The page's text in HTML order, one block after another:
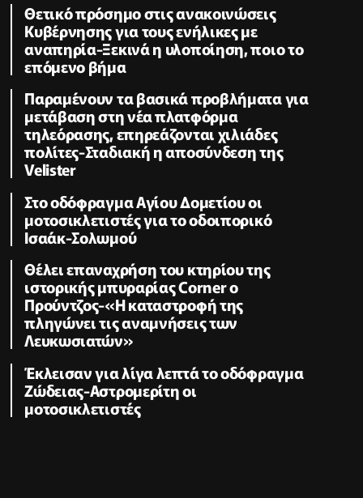
Θετικό πρόσημο στις ανακοινώσεις
Κυβέρνησης για τους ενήλικες με
αναπηρία-Ξεκινά η υλοποίηση, ποιο το
επόμενο βήμα
Παραμένουν τα βασικά προβλήματα για
μετάβαση στη νέα πλατφόρμα
τηλεόρασης, επηρεάζονται χιλιάδες
πολίτες-Σταδιακή η αποσύνδεση της
Velister
Στο οδόφραγμα Αγίου Δομετίου οι
μοτοσικλετιστές για το οδοιπορικό
Ισαάκ-Σολωμού
Θέλει επαναχρήση του κτηρίου της
ιστορικής μπυραρίας Corner ο
Προύντζος-«Η καταστροφή της
πληγώνει τις αναμνήσεις των
Λευκωσιατών»
Έκλεισαν για λίγα λεπτά το οδόφραγμα
Ζώδειας-Αστρομερίτη οι
μοτοσικλετιστές